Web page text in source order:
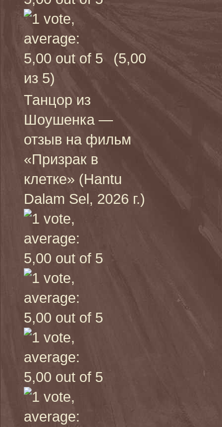
(5,00
из 5)
Танцор из
Шоушенка —
отзыв на фильм
«Призрак в
клетке» (Hantu
Dalam Sel, 2026 г.)